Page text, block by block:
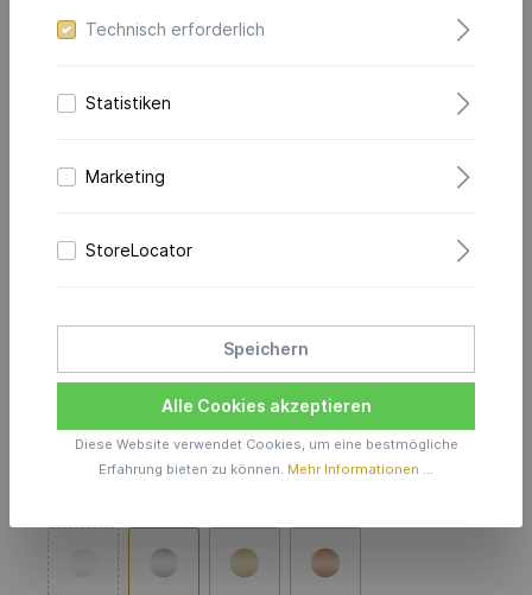
Modern Waves Ohrringe
Preis anfragen
Produktionszeit inkl. Lieferzeit 6 Wochen
Technisch erforderlich
Statistiken
Marketing
StoreLocator
Speichern
Alle Cookies akzeptieren
Diese Website verwendet Cookies, um eine bestmögliche
Erfahrung bieten zu können. Mehr Informationen ...